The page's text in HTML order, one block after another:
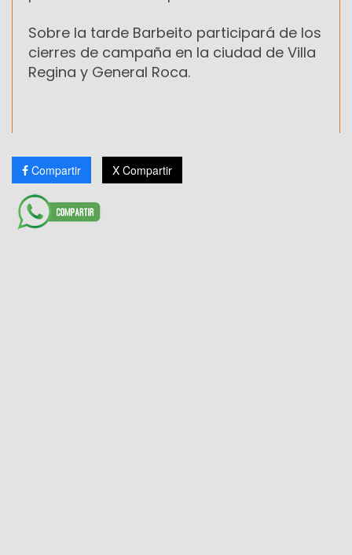
Sobre la tarde Barbeito participará de los
cierres de campaña en la ciudad de Villa
Regina y General Roca.
Compartir X Compartir